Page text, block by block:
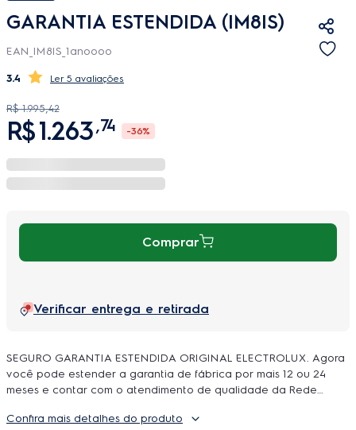
GARANTIA ESTENDIDA (IM8IS)
EAN_IM8IS_1anoooo
3.4 5 avaliações
R$ 1.995,42
R$1.263,74 -36%
Comprar
Verificar entrega e retirada
SEGURO GARANTIA ESTENDIDA ORIGINAL ELECTROLUX. Agora
você pode estender a garantia de fábrica por mais 12 ou 24
meses e contar com o atendimento de qualidade da Rede
podem ser feitos quantos reparos forem necessarios, incluindo
Confira mais detalhes do produto